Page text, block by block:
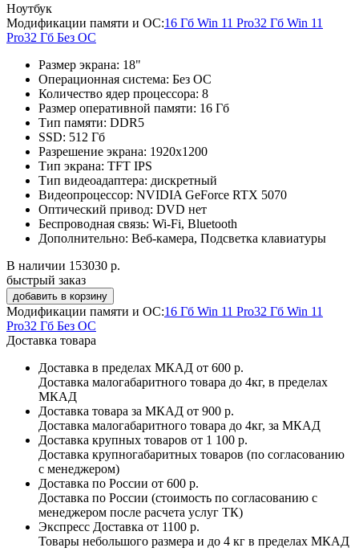
Ноутбук
Модификации памяти и ОС:16 Гб Win 11 Pro32 Гб Win 11
Pro32 Гб Без ОС
Размер экрана: 18"
Операционная система: Без ОС
Количество ядер процессора: 8
Размер оперативной памяти: 16 Гб
Тип памяти: DDR5
SSD: 512 Гб
Разрешение экрана: 1920x1200
Тип экрана: TFT IPS
Тип видеоадаптера: дискретный
Видеопроцессор: NVIDIA GeForce RTX 5070
Оптический привод: DVD нет
Беспроводная связь: Wi-Fi, Bluetooth
Дополнительно: Веб-камера, Подсветка клавиатуры
В наличии 153030 р.
быстрый заказ
Модификации памяти и ОС:16 Гб Win 11 Pro32 Гб Win 11
Pro32 Гб Без ОС
Доставка товара
Доставка в пределах МКАД от 600 р.
Доставка малогабаритного товара до 4кг, в пределах
МКАД
Доставка товара за МКАД от 900 р.
Доставка малогабаритного товара до 4кг, за МКАД
Доставка крупных товаров от 1 100 р.
Доставка крупногабаритных товаров (по согласованию
с менеджером)
Доставка по России от 600 р.
Доставка по России (стоимость по согласованию с
менеджером после расчета услуг ТК)
Экспресс Доставка от 1100 р.
Товары небольшого размера и до 4 кг в пределах МКАД